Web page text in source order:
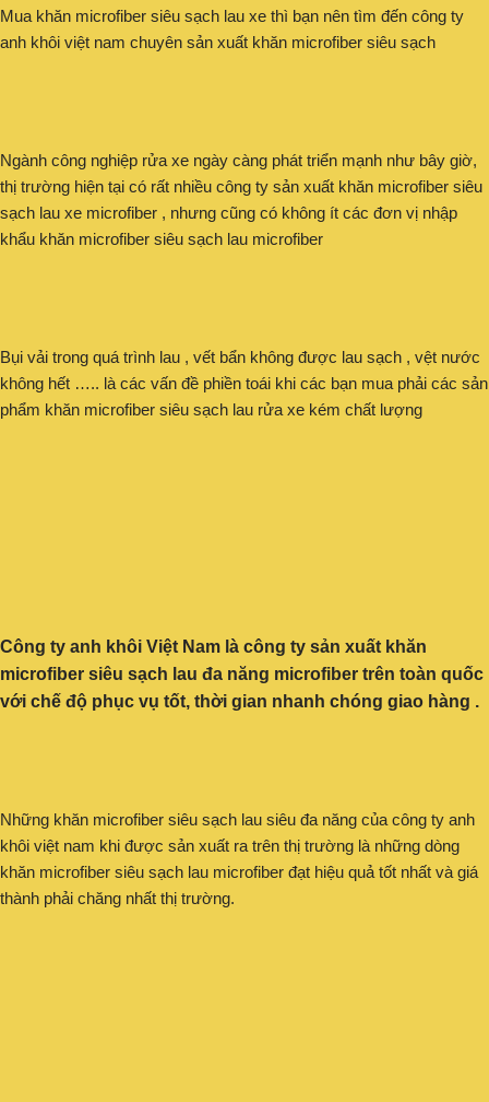
Mua khăn microfiber siêu sạch lau xe thì bạn nên tìm đến công ty
anh khôi việt nam chuyên sản xuất khăn microfiber siêu sạch
Ngành công nghiệp rửa xe ngày càng phát triển mạnh như bây giờ,
thị trường hiện tại có rất nhiều công ty sản xuất khăn microfiber siêu
sạch lau xe microfiber , nhưng cũng có không ít các đơn vị nhập
khẩu khăn microfiber siêu sạch lau microfiber
Bụi vải trong quá trình lau , vết bẩn không được lau sạch , vệt nước
không hết ….. là các vấn đề phiền toái khi các bạn mua phải các sản
phẩm khăn microfiber siêu sạch lau rửa xe kém chất lượng
Công ty anh khôi Việt Nam là công ty sản xuất khăn
microfiber siêu sạch lau đa năng microfiber trên toàn quốc
với chế độ phục vụ tốt, thời gian nhanh chóng giao hàng .
Những khăn microfiber siêu sạch lau siêu đa năng của công ty anh
khôi việt nam khi được sản xuất ra trên thị trường là những dòng
khăn microfiber siêu sạch lau microfiber đạt hiệu quả tốt nhất và giá
thành phải chăng nhất thị trường.